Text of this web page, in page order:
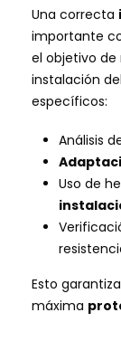
Una correcta
importante
el objetivo de
instalación
específicos:
Análisis
Uso de
Esto
máxima